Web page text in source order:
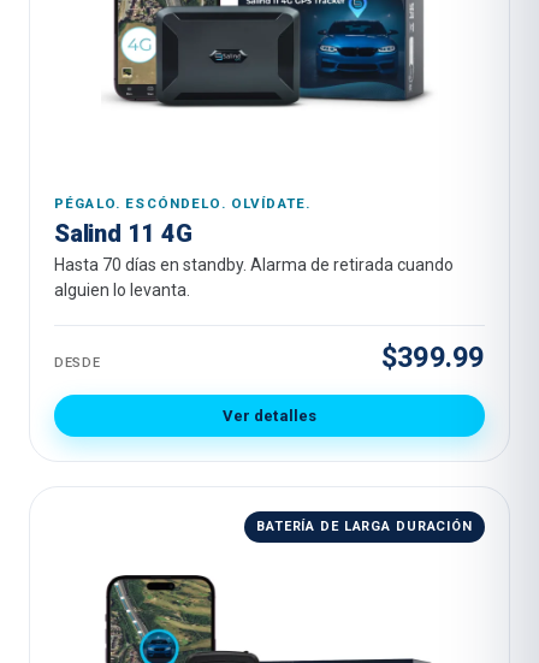
PÉGALO. ESCÓNDELO. OLVÍDATE.
Salind 11 4G
Hasta 70 días en standby. Alarma de retirada cuando
alguien lo levanta.
DESDE $399.99
Ver detalles
BATERÍA DE LARGA DURACIÓN